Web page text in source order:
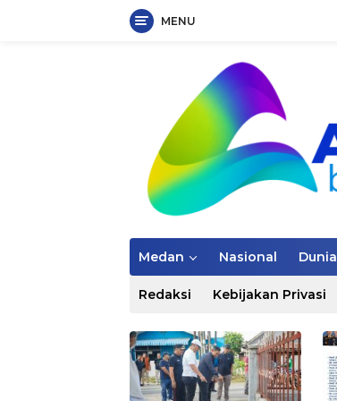
MENU
Medan Nasional Dunia
Redaksi Kebijakan Privasi